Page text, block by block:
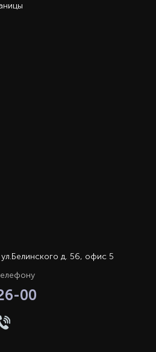
ул.Белинского д. 56, офис 5
00